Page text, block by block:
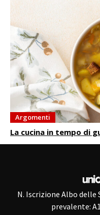
Argomenti
La cucina in tempo di
N. Iscrizione Albo
prevalente: